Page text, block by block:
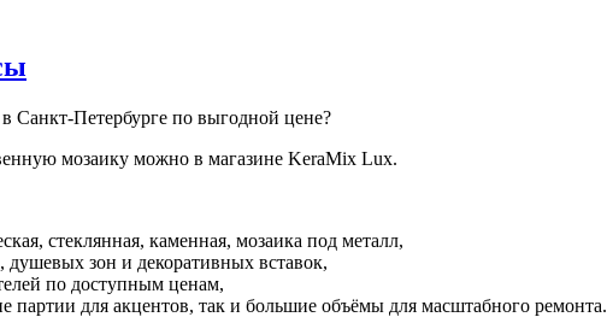
Санкт-Петербурге по выгодной цене?
мозаику можно в магазине KeraMix Lux.
стеклянная, каменная, мозаика под металл,
зон и декоративных вставок,
по доступным ценам,
партии для акцентов, так и большие объёмы для масштабного ремонта.